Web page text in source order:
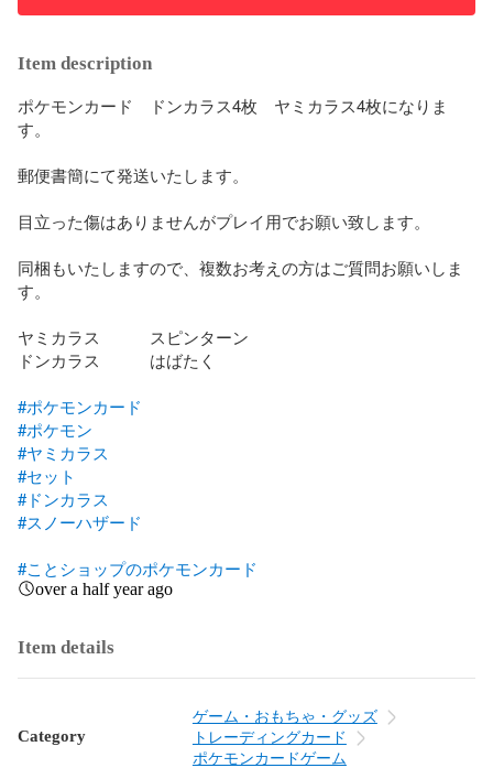
Item description
ポケモンカード　ドンカラス4枚　ヤミカラス4枚になりま
す。
郵便書簡にて発送いたします。
目立った傷はありませんがプレイ用でお願い致します。
同梱もいたしますので、複数お考えの方はご質問お願いしま
す。
ヤミカラス　　　スピンターン
ドンカラス　　　はばたく
#ポケモンカード
#ポケモン
#ヤミカラス
#セット
#ドンカラス
#スノーハザード
#ことショップのポケモンカード
over a half year ago
Item details
Category
ゲーム・おもちゃ・グッズ
トレーディングカード
ポケモンカードゲーム